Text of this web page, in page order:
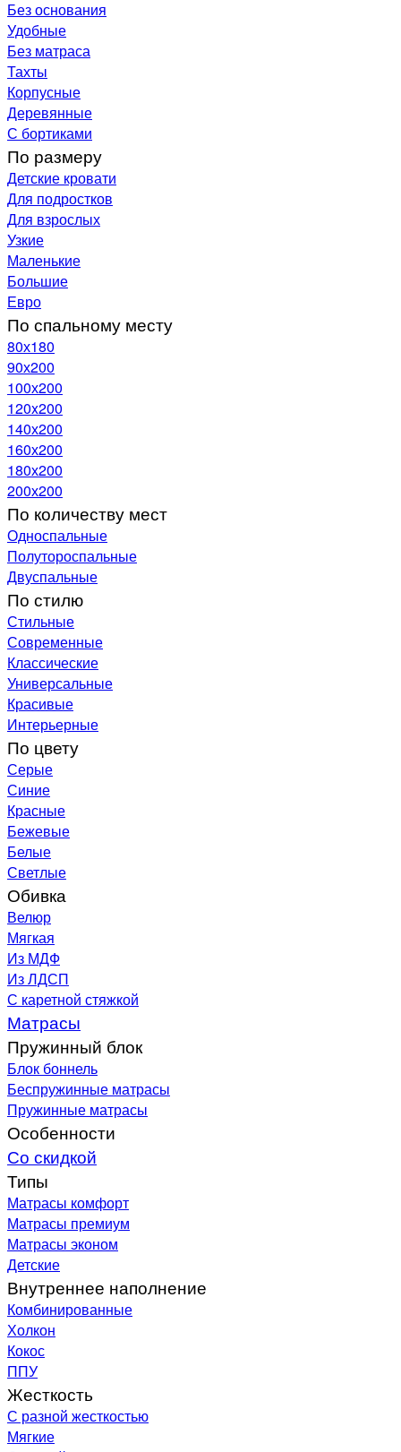
Без основания
Удобные
Без матраса
Тахты
Корпусные
Деревянные
С бортиками
По размеру
Детские кровати
Для подростков
Для взрослых
Узкие
Маленькие
Большие
Евро
По спальному месту
80х180
90х200
100х200
120x200
140х200
160х200
180х200
200х200
По количеству мест
Односпальные
Полутороспальные
Двуспальные
По стилю
Стильные
Современные
Классические
Универсальные
Красивые
Интерьерные
По цвету
Серые
Синие
Красные
Бежевые
Белые
Светлые
Обивка
Велюр
Мягкая
Из МДФ
Из ЛДСП
С каретной стяжкой
Матрасы
Пружинный блок
Блок боннель
Беспружинные матрасы
Пружинные матрасы
Особенности
Со скидкой
Типы
Матрасы комфорт
Матрасы премиум
Матрасы эконом
Детские
Внутреннее наполнение
Комбинированные
Холкон
Кокос
ППУ
Жесткость
С разной жесткостью
Мягкие